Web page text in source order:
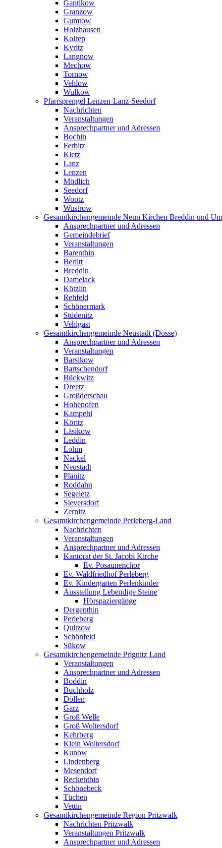
Gantikow
Granzow
Gumtow
Holzhausen
Kolrep
Kyritz
Langnow
Mechow
Tornow
Vehlow
Wulkow
Pfarrsprengel Lenzen-Lanz-Seedorf
Nachrichten
Veranstaltungen
Ansprechpartner und Adressen
Bochin
Ferbitz
Kietz
Lanz
Lenzen
Mödlich
Seedorf
Wootz
Wustrow
Gesamtkirchengemeinde Neun Kirchen Breddin und
Ansprechpartner und Adressen
Gemeindebrief
Veranstaltungen
Barenthin
Berlitt
Breddin
Damelack
Kötzlin
Rehfeld
Schönermark
Stüdenitz
Vehlgast
Gesamtkirchengemeinde Neustadt (Dosse)
Ansprechpartner und Adressen
Veranstaltungen
Barsikow
Bartschendorf
Bückwitz
Dreetz
Großderschau
Hohenofen
Kampehl
Köritz
Läsikow
Leddin
Lohm
Nackel
Neustadt
Plänitz
Roddahn
Segeletz
Sieversdorf
Zernitz
Gesamtkirchengemeinde Perleberg-Land
Nachrichten
Veranstaltungen
Ansprechpartner und Adressen
Kantorat der St. Jacobi Kirche
Ev. Posaunenchor
Ev. Waldfriedhof Perleberg
Ev. Kindergarten Perlenkinder
Ausstellung Lebendige Steine
Hörspaziergänge
Dergenthin
Perleberg
Quitzow
Schönfeld
Sükow
Gesamtkirchengemeinde Prignitz Land
Veranstaltungen
Ansprechpartner und Adressen
Boddin
Buchholz
Döllen
Garz
Groß Welle
Groß Woltersdorf
Kehrberg
Klein Woltersdorf
Kunow
Lindenberg
Mesendorf
Reckenthin
Schönebeck
Tüchen
Vettin
Gesamtkirchengemeinde Region Pritzwalk
Nachrichten Pritzwalk
Veranstaltungen Pritzwalk
Ansprechpartner und Adressen